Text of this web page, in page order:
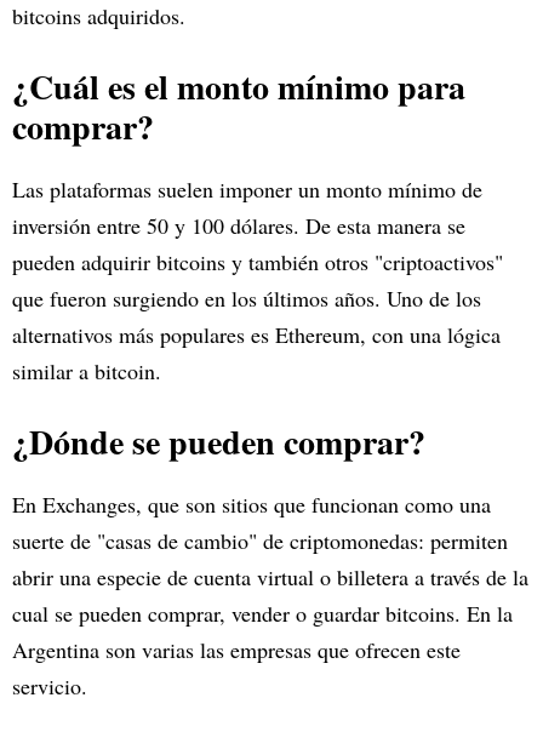
bitcoins adquiridos.
¿Cuál es el monto mínimo para
comprar?
Las plataformas suelen imponer un monto mínimo de
inversión entre 50 y 100 dólares. De esta manera se
pueden adquirir bitcoins y también otros "criptoactivos"
que fueron surgiendo en los últimos años. Uno de los
alternativos más populares es Ethereum, con una lógica
similar a bitcoin.
¿Dónde se pueden comprar?
En Exchanges, que son sitios que funcionan como una
suerte de "casas de cambio" de criptomonedas: permiten
abrir una especie de cuenta virtual o billetera a través de la
cual se pueden comprar, vender o guardar bitcoins. En la
Argentina son varias las empresas que ofrecen este
servicio.